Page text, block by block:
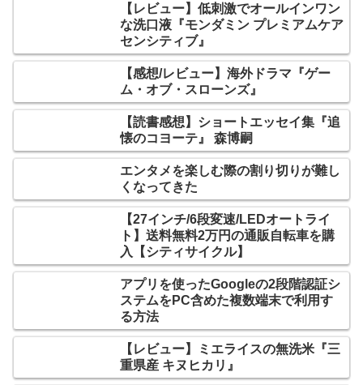
【レビュー】低刺激でオールインワン
な洗口液『モンダミン プレミアムケア
センシティブ』
【感想/レビュー】海外ドラマ『ゲー
ム・オブ・スローンズ』
【読書感想】ショートエッセイ集『追
懐のコヨーテ』 森博嗣
エンタメを楽しむ際の割り切りが難し
くなってきた
【27インチ/6段変速/LEDオートライ
ト】送料無料2万円の通販自転車を購
入【シティサイクル】
アプリを使ったGoogleの2段階認証シ
ステムをPC含めた複数端末で利用す
る方法
【レビュー】ミエライスの無洗米『三
重県産 キヌヒカリ』